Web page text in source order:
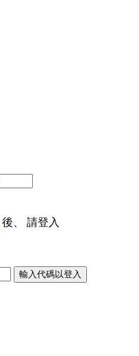
後、 請登入
輸入代碼以登入